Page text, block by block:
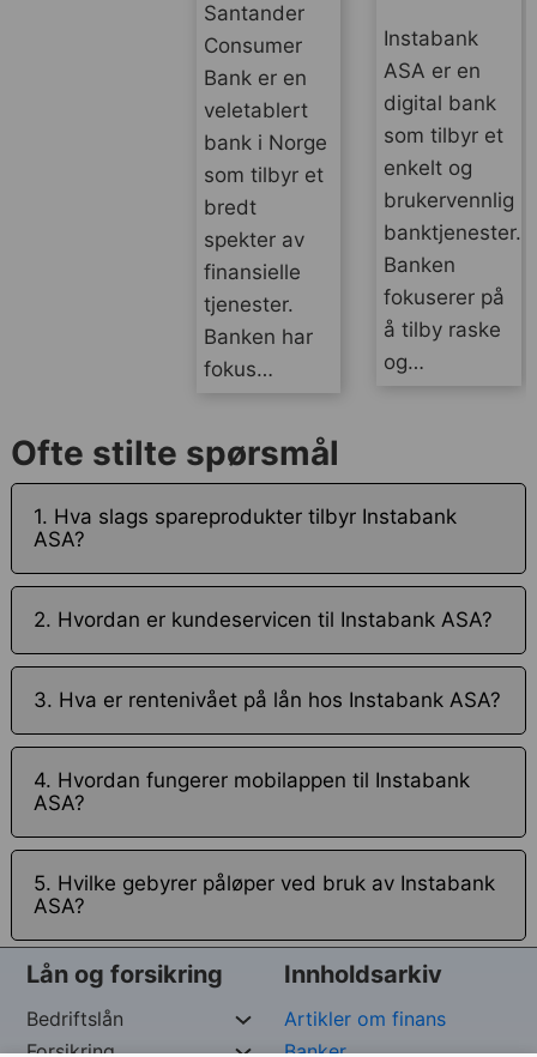
Santander
Consumer
Bank er en
veletablert
bank i Norge
som tilbyr et
bredt
spekter av
finansielle
tjenester.
Banken har
fokus…
Instabank
ASA er en
digital bank
som tilbyr et
enkelt og
brukervennlig
banktjenester.
Banken
fokuserer på
å tilby raske
og…
Ofte stilte spørsmål
1. Hva slags spareprodukter tilbyr Instabank
ASA?
2. Hvordan er kundeservicen til Instabank ASA?
3. Hva er rentenivået på lån hos Instabank ASA?
4. Hvordan fungerer mobilappen til Instabank
ASA?
5. Hvilke gebyrer påløper ved bruk av Instabank
ASA?
Lån og forsikring
Bedriftslån
Forsikring
Innholdsarkiv
Artikler om finans
Banker